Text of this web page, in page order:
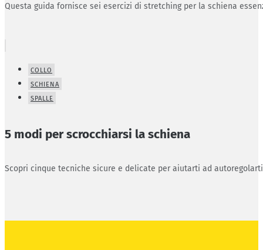
Questa guida fornisce sei esercizi di stretching per la schiena
COLLO
SCHIENA
SPALLE
5 modi per scrocchiarsi la schiena
Scopri cinque tecniche sicure e delicate per aiutarti ad